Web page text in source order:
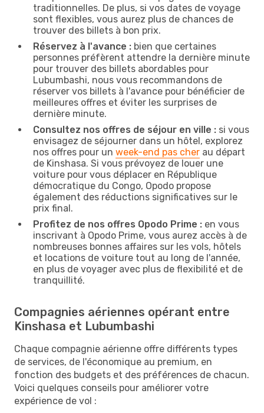
traditionnelles. De plus, si vos dates de voyage
sont flexibles, vous aurez plus de chances de
trouver des billets à bon prix.
Réservez à l'avance : bien que certaines
personnes préfèrent attendre la dernière minute
pour trouver des billets abordables pour
Lubumbashi, nous vous recommandons de
réserver vos billets à l'avance pour bénéficier de
meilleures offres et éviter les surprises de
dernière minute.
Consultez nos offres de séjour en ville : si vous
envisagez de séjourner dans un hôtel, explorez
nos offres pour un week-end pas cher au départ
de Kinshasa. Si vous prévoyez de louer une
voiture pour vous déplacer en République
démocratique du Congo, Opodo propose
également des réductions significatives sur le
prix final.
Profitez de nos offres Opodo Prime : en vous
inscrivant à Opodo Prime, vous aurez accès à de
nombreuses bonnes affaires sur les vols, hôtels
et locations de voiture tout au long de l'année,
en plus de voyager avec plus de flexibilité et de
tranquillité.
Compagnies aériennes opérant entre
Kinshasa et Lubumbashi
Chaque compagnie aérienne offre différents types
de services, de l'économique au premium, en
fonction des budgets et des préférences de chacun.
Voici quelques conseils pour améliorer votre
expérience de vol :